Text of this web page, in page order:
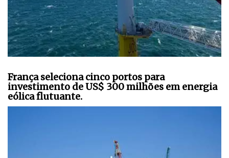
França seleciona cinco portos para
investimento de US$ 300 milhões em energia
eólica flutuante.